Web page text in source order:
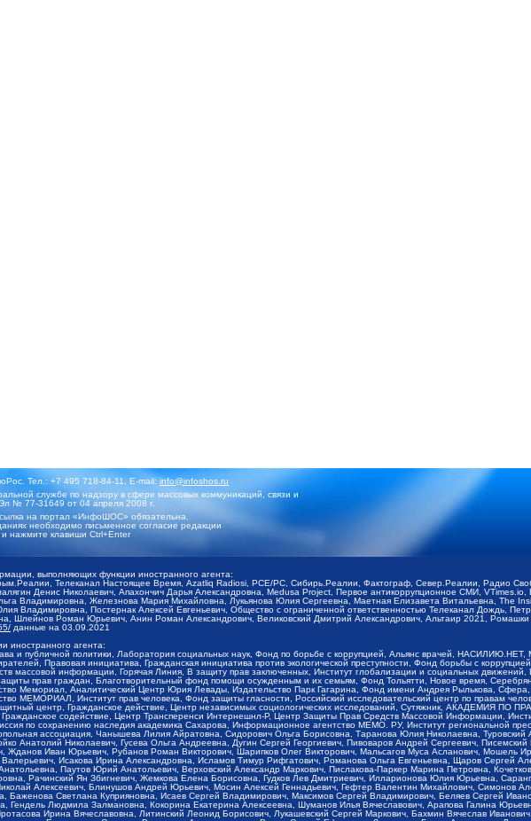
Тел.: +7 495 718-84-11, E-mail:info@infoshos.ru
службе по надзору в сфере массовых коммуникаций, связи и
№ 77-31649 от 04 апреля 2008 г.
на портал «ИнфоШОС» обязательна.
необходимо письменное согласие редакции
нажмите клавиши Ctrl+Enter
выполняющих функции иностранного агента:
Телеканал Настоящее Время, Azatliq Radiosi, PCE/PC, Сибирь.Реалии, Фактограф, Север.Реалии, Радио
Денис Николаевич, Апахончич Дарья Александровна, Medusa Project, Первое антикоррупционное СМИ,
Владимировна, Железнова Мария Михайловна, Лукьянова Юлия Сергеевна, Маетная Елизавета Витальевна, The
Владимировна, Постернак Алексей Евгеньевич, Общество с ограниченной ответственностью Телеканал Дождь,
Шлейнов Роман Юрьевич, Анин Роман Александрович, Великовский Дмитрий Александрович, Альтаир 2021, Ромашки
данные на 03.09.2021
иностранного агента:
и публичной политики, Лаборатория социальных наук, Фонд по борьбе с коррупцией, Альянс врачей,
Правовая инициатива, Гражданская инициатива против экологической преступности, Фонд борьбы с
массовой информации, Горячая Линия, В защиту прав заключенных, Институт глобализации и социальных
прав граждан, Благотворительный фонд помощи осужденным и их семьям, Фонд Тольятти, Новое время,
Мемориал, Аналитический Центр Юрия Левады, Издательство Парк Гагарина, Фонд имени Андрея Рылькова,
МЕМОРИАЛ, Институт прав человека, Фонд защиты гласности, Российский исследовательский центр по правам
центр, Гражданское действие, Центр независимых социологических исследований, Сутяжник, АКАДЕМИЯ ПО
содействие, Центр Трансперенси Интернешнл-Р, Центр Защиты Прав Средств Массовой Информации,
по сохранению наследия академика Сахарова, Информационное агентство МЕМО. РУ, Институт региональной
ассоциация, Чанышева Лилия Айратовна, Сидорович Ольга Борисовна, Таранова Юлия Николаевна,
Анатолий Николаевич, Гусева Ольга Андреевна, Дугин Сергей Георгиевич, Пивоваров Андрей Сергеевич,
Жданов Иван Юрьевич, Рубанов Роман Викторович, Шарипков Олег Викторович, Мальсагов Муса Асланович, Мошель
Исакова Ирина Александровна, Исламов Тимур Рифгатович, Романова Ольга Евгеньевна, Щаров Сергей
Паутов Юрий Анатольевич, Верховский Александр Маркович, Пислакова-Паркер Марина Петровна,
Рачинский Ян Збигневич, Жемкова Елена Борисовна, Гудков Лев Дмитриевич, Илларионова Юлия Юрьевна,
Алексеевич, Блинушов Андрей Юрьевич, Мосин Алексей Геннадьевич, Гефтер Валентин Михайлович, Симонов
Светлана Куприяновна, Исаев Сергей Владимирович, Максимов Сергей Владимирович, Беляев Сергей
Людмила Залмановна, Кокорина Екатерина Алексеевна, Шуманов Илья Вячеславович, Арапова Галина
Ирина Вячеславовна, Литинский Леонид Борисович, Лукашевский Сергей Маркович, Бахмин Вячеслав